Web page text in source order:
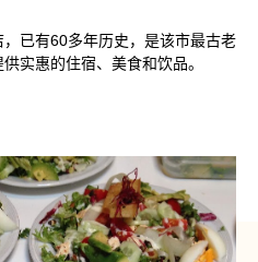
已有60多年历史，是该市最古老
实惠的住宿、美食和饮品。